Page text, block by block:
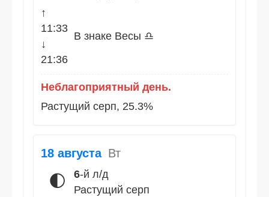
↑
11:33
↓
21:36
В знаке Весы ♎
Неблагоприятный день.
Растущий серп, 25.3%
18 августа Вт
🌓 6-й л/д
Растущий серп